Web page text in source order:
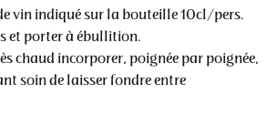
vin indiqué sur la bouteille 10cl/pers.
et porter à ébullition.
chaud incorporer, poignée par poignée,
soin de laisser fondre entre